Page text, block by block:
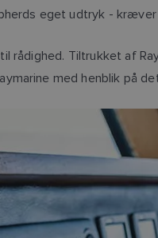
eget udtryk -
Tiltrukket af
med henblik på